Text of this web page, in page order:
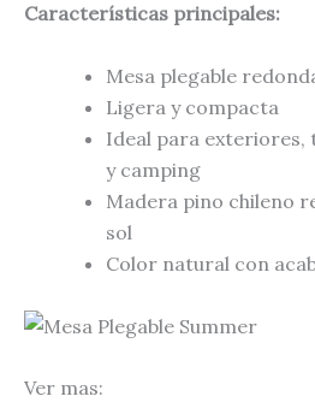
Características principales:
Mesa plegable
Ligera y compacta
Ideal para exteriores,
y camping
Madera pino chileno
sol
Color natural con
Ver mas: